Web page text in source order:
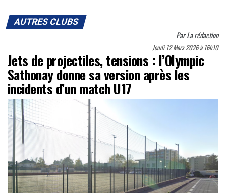
AUTRES CLUBS
ParLa rédaction
Jeudi 12 Mars 2026 à 16h10
Jets de projectiles, tensions : l’Olympic
Sathonay donne sa version après les
incidents d’un match U17